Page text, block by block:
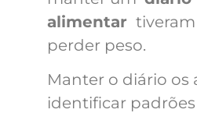
alimentar
perder peso.
Manter o diário os
identificar padrões